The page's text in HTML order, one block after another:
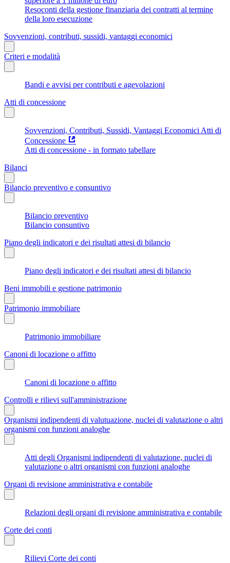
Resoconti della gestione finanziaria dei contratti al termine
della loro esecuzione
Sovvenzioni, contributi, sussidi, vantaggi economici
Criteri e modalità
Bandi e avvisi per contributi e agevolazioni
Atti di concessione
Sovvenzioni, Contributi, Sussidi, Vantaggi Economici Atti di
Concessione
Atti di concessione - in formato tabellare
Bilanci
Bilancio preventivo e consuntivo
Bilancio preventivo
Bilancio consuntivo
Piano degli indicatori e dei risultati attesi di bilancio
Piano degli indicatori e dei risultati attesi di bilancio
Beni immobili e gestione patrimonio
Patrimonio immobiliare
Patrimonio immobiliare
Canoni di locazione o affitto
Canoni di locazione o affitto
Controlli e rilievi sull'amministrazione
Organismi indipendenti di valutuazione, nuclei di valutazione o altri
organismi con funzioni analoghe
Atti degli Organismi indipendenti di valutazione, nuclei di
valutazione o altri organismi con funzioni analoghe
Organi di revisione amministrativa e contabile
Relazioni degli organi di revisione amministrativa e contabile
Corte dei conti
Rilievi Corte dei conti